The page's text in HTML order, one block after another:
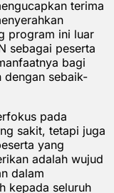
terima
program ini luar
sebagai peserta
bagi
dengan sebaik-
pada
sakit, tetapi juga
yang
adalah wujud
dalam
kepada seluruh